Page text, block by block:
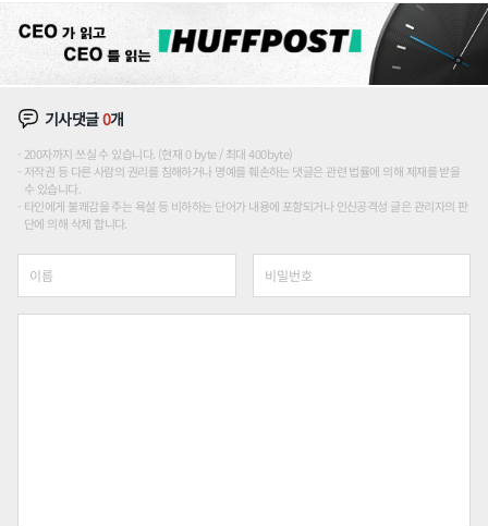
기사댓글0개
200자까지 쓰실 수 있습니다. (현재 0 byte / 최대 400byte)
저작권 등 다른 사람의 권리를 침해하거나 명예를 훼손하는 댓글은 관련 법률에 의해 제재를 받을
수 있습니다.
타인에게 불쾌감을 주는 욕설 등 비하하는 단어가 내용에 포함되거나 인신공격성 글은 관리자의 판
단에 의해 삭제 합니다.